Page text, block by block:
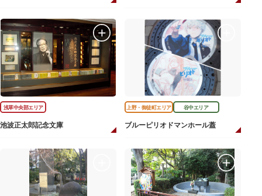
浅草中央部エリア
池波正太郎記念文庫
上野・御徒町エリア 谷中エリア
ブルーピリオドマンホール蓋